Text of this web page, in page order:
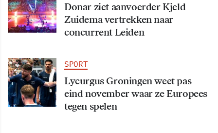
Donar ziet aanvoerder Kjeld
Zuidema vertrekken naar
concurrent Leiden
SPORT
Lycurgus Groningen weet pas
eind november waar ze Europees
tegen spelen